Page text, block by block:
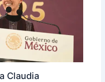
Claudia